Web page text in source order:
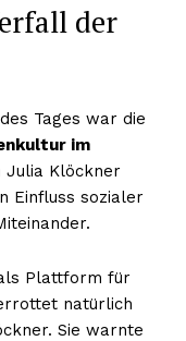
der
Tages war die
im
Julia Klöckner
Einfluss sozialer
Plattform für
natürlich
Sie warnte